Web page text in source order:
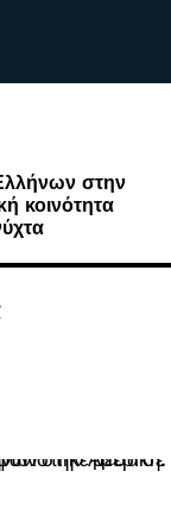
στην
κοινότητα